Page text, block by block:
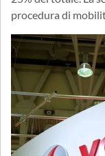
procedura di